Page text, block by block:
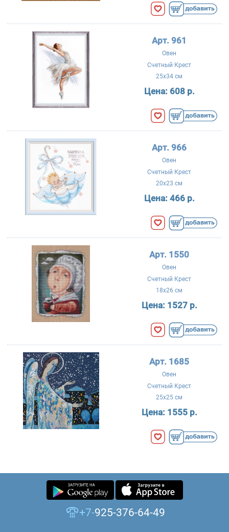
Арт. 961
Овен
Счетный Крест
25x34 см
Цена: 608 р.
Арт. 966
Овен
Счетный Крест
20x23 см
Цена: 466 р.
Арт. 1550
Овен
Счетный Крест
18x26 см
Цена: 1527 р.
Арт. 1685
Овен
Счетный Крест
25x25 см
Цена: 1555 р.
+7-925-376-64-49